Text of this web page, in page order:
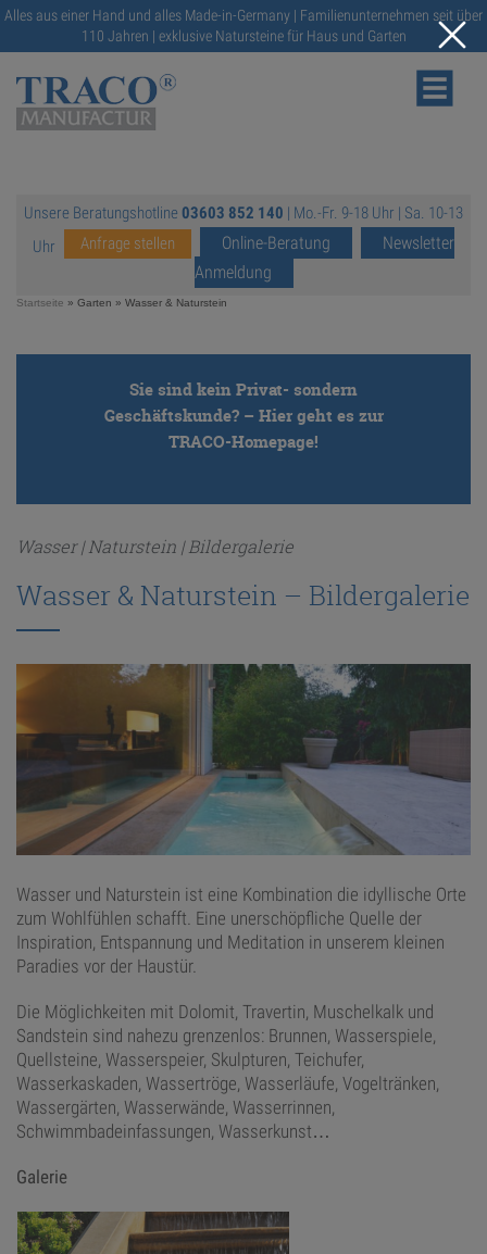
Alles aus einer Hand und alles Made-in-Germany | Familienunternehmen seit über
110 Jahren | exklusive Natursteine für Haus und Garten
NATURSTEINE
RATGEBER
SERVICE
ANFRAGE
KONFIGURATOR
ONLINE-SHOP
0
Unsere Beratungshotline 03603 852 140 | Mo.-Fr. 9-18 Uhr | Sa. 10-13
Uhr
Anfrage stellen Online-Beratung
Newsletter
Anmeldung
Startseite » Garten » Wasser & Naturstein
Sie sind kein Privat- sondern
Geschäftskunde? – Hier geht es zur
TRACO-Homepage!
Wasser | Naturstein | Bildergalerie
Wasser & Naturstein – Bildergalerie
Wasser und Naturstein ist eine Kombination die idyllische Orte
zum Wohlfühlen schafft. Eine unerschöpfliche Quelle der
Inspiration, Entspannung und Meditation in unserem kleinen
Paradies vor der Haustür.
Die Möglichkeiten mit Dolomit, Travertin, Muschelkalk und
Sandstein sind nahezu grenzenlos: Brunnen, Wasserspiele,
Quellsteine, Wasserspeier, Skulpturen, Teichufer,
Wasserkaskaden, Wassertröge, Wasserläufe, Vogeltränken,
Wassergärten, Wasserwände, Wasserrinnen,
Schwimmbadeinfassungen, Wasserkunst…
Galerie